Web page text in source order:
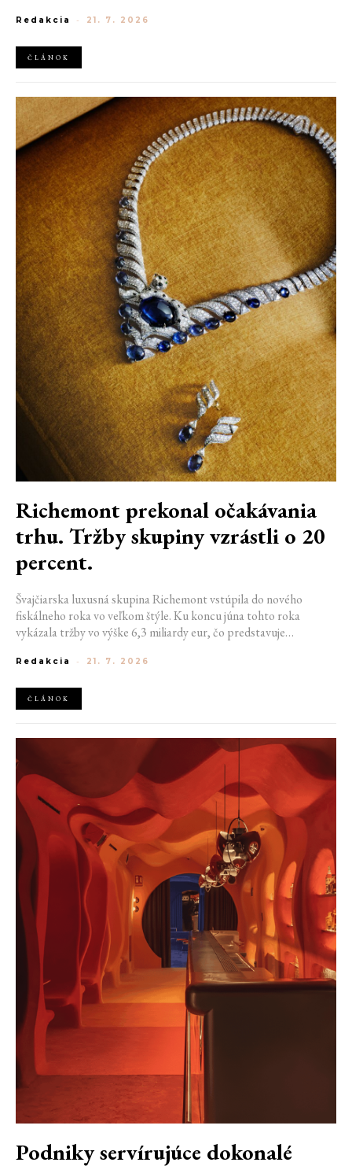
LVMH, vplyvu novej generácie influencerov a fenoménu
sekundy napätia na štarte, ale príslušnosť k najrýchlejšej fashion
komunite sveta. Ako sa z „Racing Core“ stala uniforma ulice a
preteky?
Redakcia - 21. 7. 2026
ČLÁNOK
Richemont prekonal očakávania
trhu. Tržby skupiny vzrástli o 20
percent.
Švajčiarska luxusná skupina Richemont vstúpila do nového
fiskálneho roka vo veľkom štýle. Ku koncu júna tohto roka
vykázala tržby vo výške 6,3 miliardy eur, čo predstavuje
luxuse zostáva napriek pretrvávajúcej ekonomickej neistote
Redakcia - 21. 7. 2026
ČLÁNOK
Podniky servírujúce dokonalé